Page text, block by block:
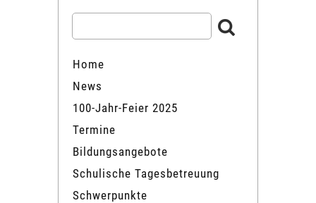
Home
News
100-Jahr-Feier 2025
Termine
Bildungsangebote
Schulische Tagesbetreuung
Schwerpunkte